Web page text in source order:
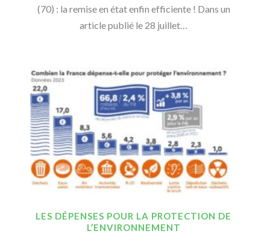
(70) : la remise en état enfin efficiente ! Dans un
article publié le 28 juillet…
LES DÉPENSES POUR LA PROTECTION DE
L’ENVIRONNEMENT